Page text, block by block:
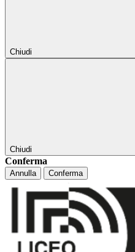
Chiudi
Chiudi
Conferma
Annulla Conferma